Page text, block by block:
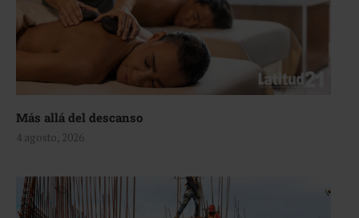
Más allá del descanso
4 agosto, 2026